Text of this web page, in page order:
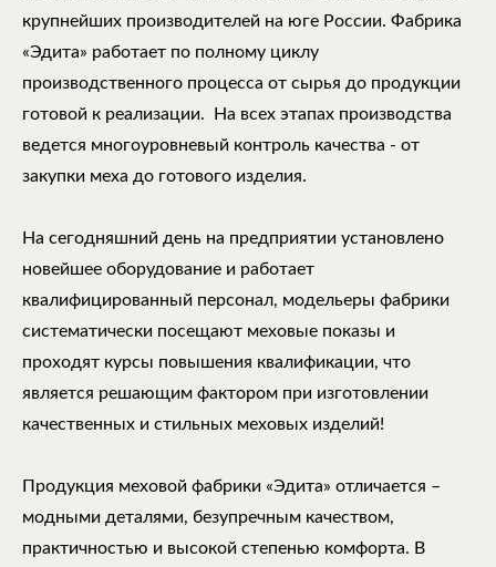
крупнейших производителей на юге России. Фабрика
«Эдита» работает по полному циклу
производственного процесса от сырья до продукции
готовой к реализации. На всех этапах производства
ведется многоуровневый контроль качества - от
закупки меха до готового изделия.
На сегодняшний день на предприятии установлено
новейшее оборудование и работает
квалифицированный персонал, модельеры фабрики
систематически посещают меховые показы и
проходят курсы повышения квалификации, что
является решающим фактором при изготовлении
качественных и стильных меховых изделий!
Продукция меховой фабрики «Эдита» отличается –
модными деталями, безупречным качеством,
практичностью и высокой степенью комфорта. В